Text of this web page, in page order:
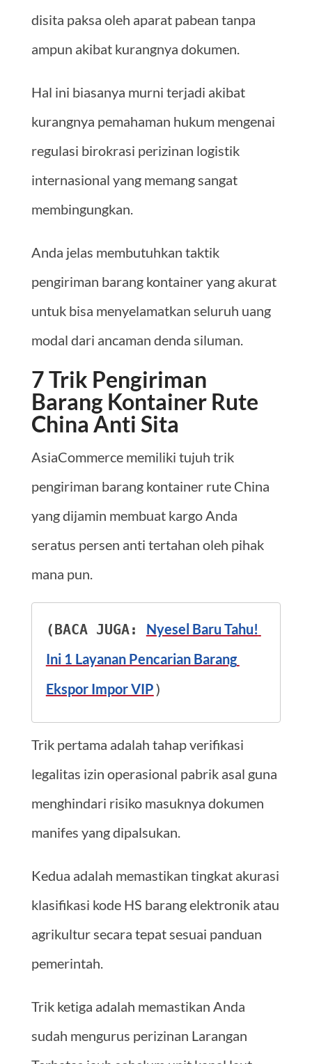
disita paksa oleh aparat pabean tanpa
ampun akibat kurangnya dokumen.
Hal ini biasanya murni terjadi akibat
kurangnya pemahaman hukum mengenai
regulasi birokrasi perizinan logistik
internasional yang memang sangat
membingungkan.
Anda jelas membutuhkan taktik
pengiriman barang kontainer yang akurat
untuk bisa menyelamatkan seluruh uang
modal dari ancaman denda siluman.
7 Trik Pengiriman
Barang Kontainer Rute
China Anti Sita
AsiaCommerce memiliki tujuh trik
pengiriman barang kontainer rute China
yang dijamin membuat kargo Anda
seratus persen anti tertahan oleh pihak
mana pun.
(BACA JUGA: Nyesel Baru Tahu!
Ini 1 Layanan Pencarian Barang
Ekspor Impor VIP)
Trik pertama adalah tahap verifikasi
legalitas izin operasional pabrik asal guna
menghindari risiko masuknya dokumen
manifes yang dipalsukan.
Kedua adalah memastikan tingkat akurasi
klasifikasi kode HS barang elektronik atau
agrikultur secara tepat sesuai panduan
pemerintah.
Trik ketiga adalah memastikan Anda
sudah mengurus perizinan Larangan